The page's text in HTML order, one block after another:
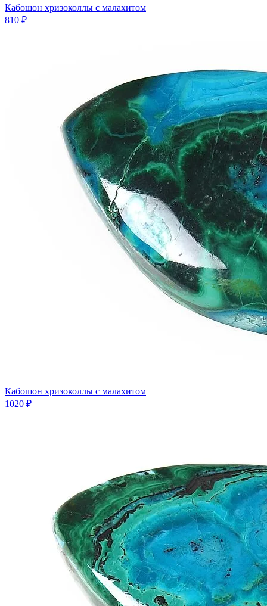
Кабошон хризоколлы с малахитом
810 ₽
Кабошон хризоколлы с малахитом
1020 ₽